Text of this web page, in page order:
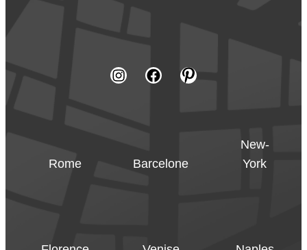
Rome Barcelone
New-
York